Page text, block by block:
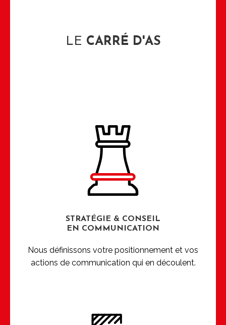
LE CARRÉ D'AS
STRATÉGIE & CONSEIL
EN COMMUNICATION
Nous définissons votre positionnement et vos
actions de communication qui en découlent.